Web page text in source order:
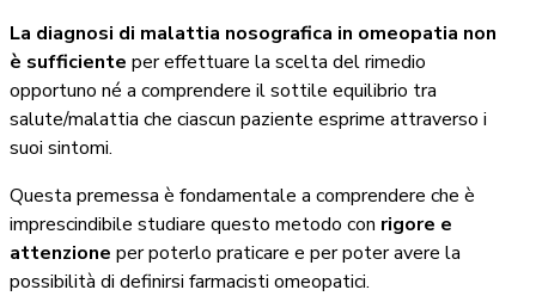
La diagnosi di malattia nosografica in omeopatia non
è sufficiente per effettuare la scelta del rimedio
opportuno né a comprendere il sottile equilibrio tra
salute/malattia che ciascun paziente esprime attraverso i
suoi sintomi.
Questa premessa è fondamentale a comprendere che è
imprescindibile studiare questo metodo con rigore e
attenzione per poterlo praticare e per poter avere la
possibilità di definirsi farmacisti omeopatici.